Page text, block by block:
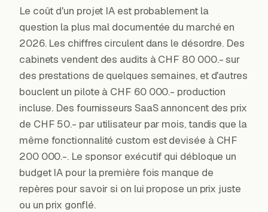
→
Le coût d'un projet IA est probablement la
question la plus mal documentée du marché en
2026. Les chiffres circulent dans le désordre. Des
cabinets vendent des audits à CHF 80 000.- sur
des prestations de quelques semaines, et d'autres
bouclent un pilote à CHF 60 000.- production
incluse. Des fournisseurs SaaS annoncent des prix
de CHF 50.- par utilisateur par mois, tandis que la
même fonctionnalité custom est devisée à CHF
200 000.-. Le sponsor exécutif qui débloque un
budget IA pour la première fois manque de
repères pour savoir si on lui propose un prix juste
ou un prix gonflé.